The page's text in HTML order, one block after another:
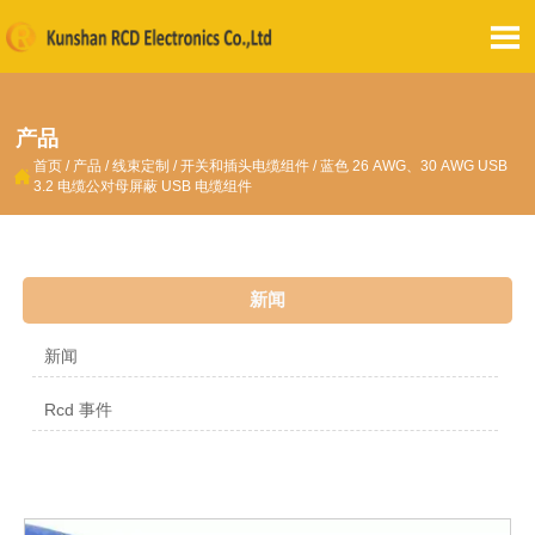

产品
 首页 / 产品 /线束定制 /开关和插头电缆组件 /蓝色 26 AWG、30 AWG USB
3.2 电缆公对母屏蔽 USB 电缆组件
新闻
新闻
Rcd 事件